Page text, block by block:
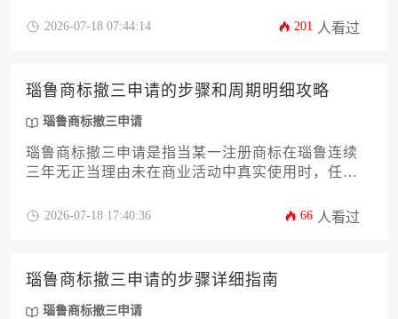
骤、预估费用构成以及成功执行该策略的实用攻
2026-07-18 07:44:14 201 人看过
瑙鲁商标撤三申请的步骤和周期明细攻略
瑙鲁商标撤三申请
瑙鲁商标撤三申请是指当某一注册商标在瑙鲁连续
三年无正当理由未在商业活动中真实使用时，任何
该商标注册的程序。其核心步骤包括申请准备、提
性、官方审查效率及程序是否复杂等因素影响。本
文将为您详尽解析每一步骤的操作要点与时间明
细。
2026-07-18 17:40:36 66 人看过
瑙鲁商标撤三申请的步骤详细指南
瑙鲁商标撤三申请